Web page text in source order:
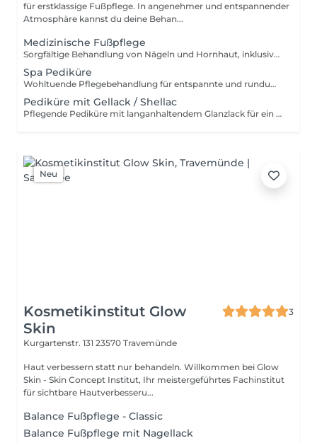
für erstklassige Fußpflege. In angenehmer und entspannender
Atmosphäre kannst du deine Behan...
Medizinische Fußpflege
Sorgfältige Behandlung von Nägeln und Hornhaut, inklusive Pflegecreme
Spa Pediküre
Wohltuende Pflegebehandlung für entspannte und rundum gepflegte Füße
Pediküre mit Gellack / Shellac
Pflegende Pediküre mit langanhaltendem Glanzlack für ein gepflegtes Erscheinungsbild
Neu
Kosmetikinstitut Glow
Skin
3
Kurgartenstr. 131 23570 Travemünde
Haut verbessern statt nur behandeln. Willkommen bei Glow
Skin - Skin Concept Institut, Ihr meistergeführtes Fachinstitut
für sichtbare Hautverbesseru...
Balance Fußpflege - Classic
Balance Fußpflege mit Nagellack